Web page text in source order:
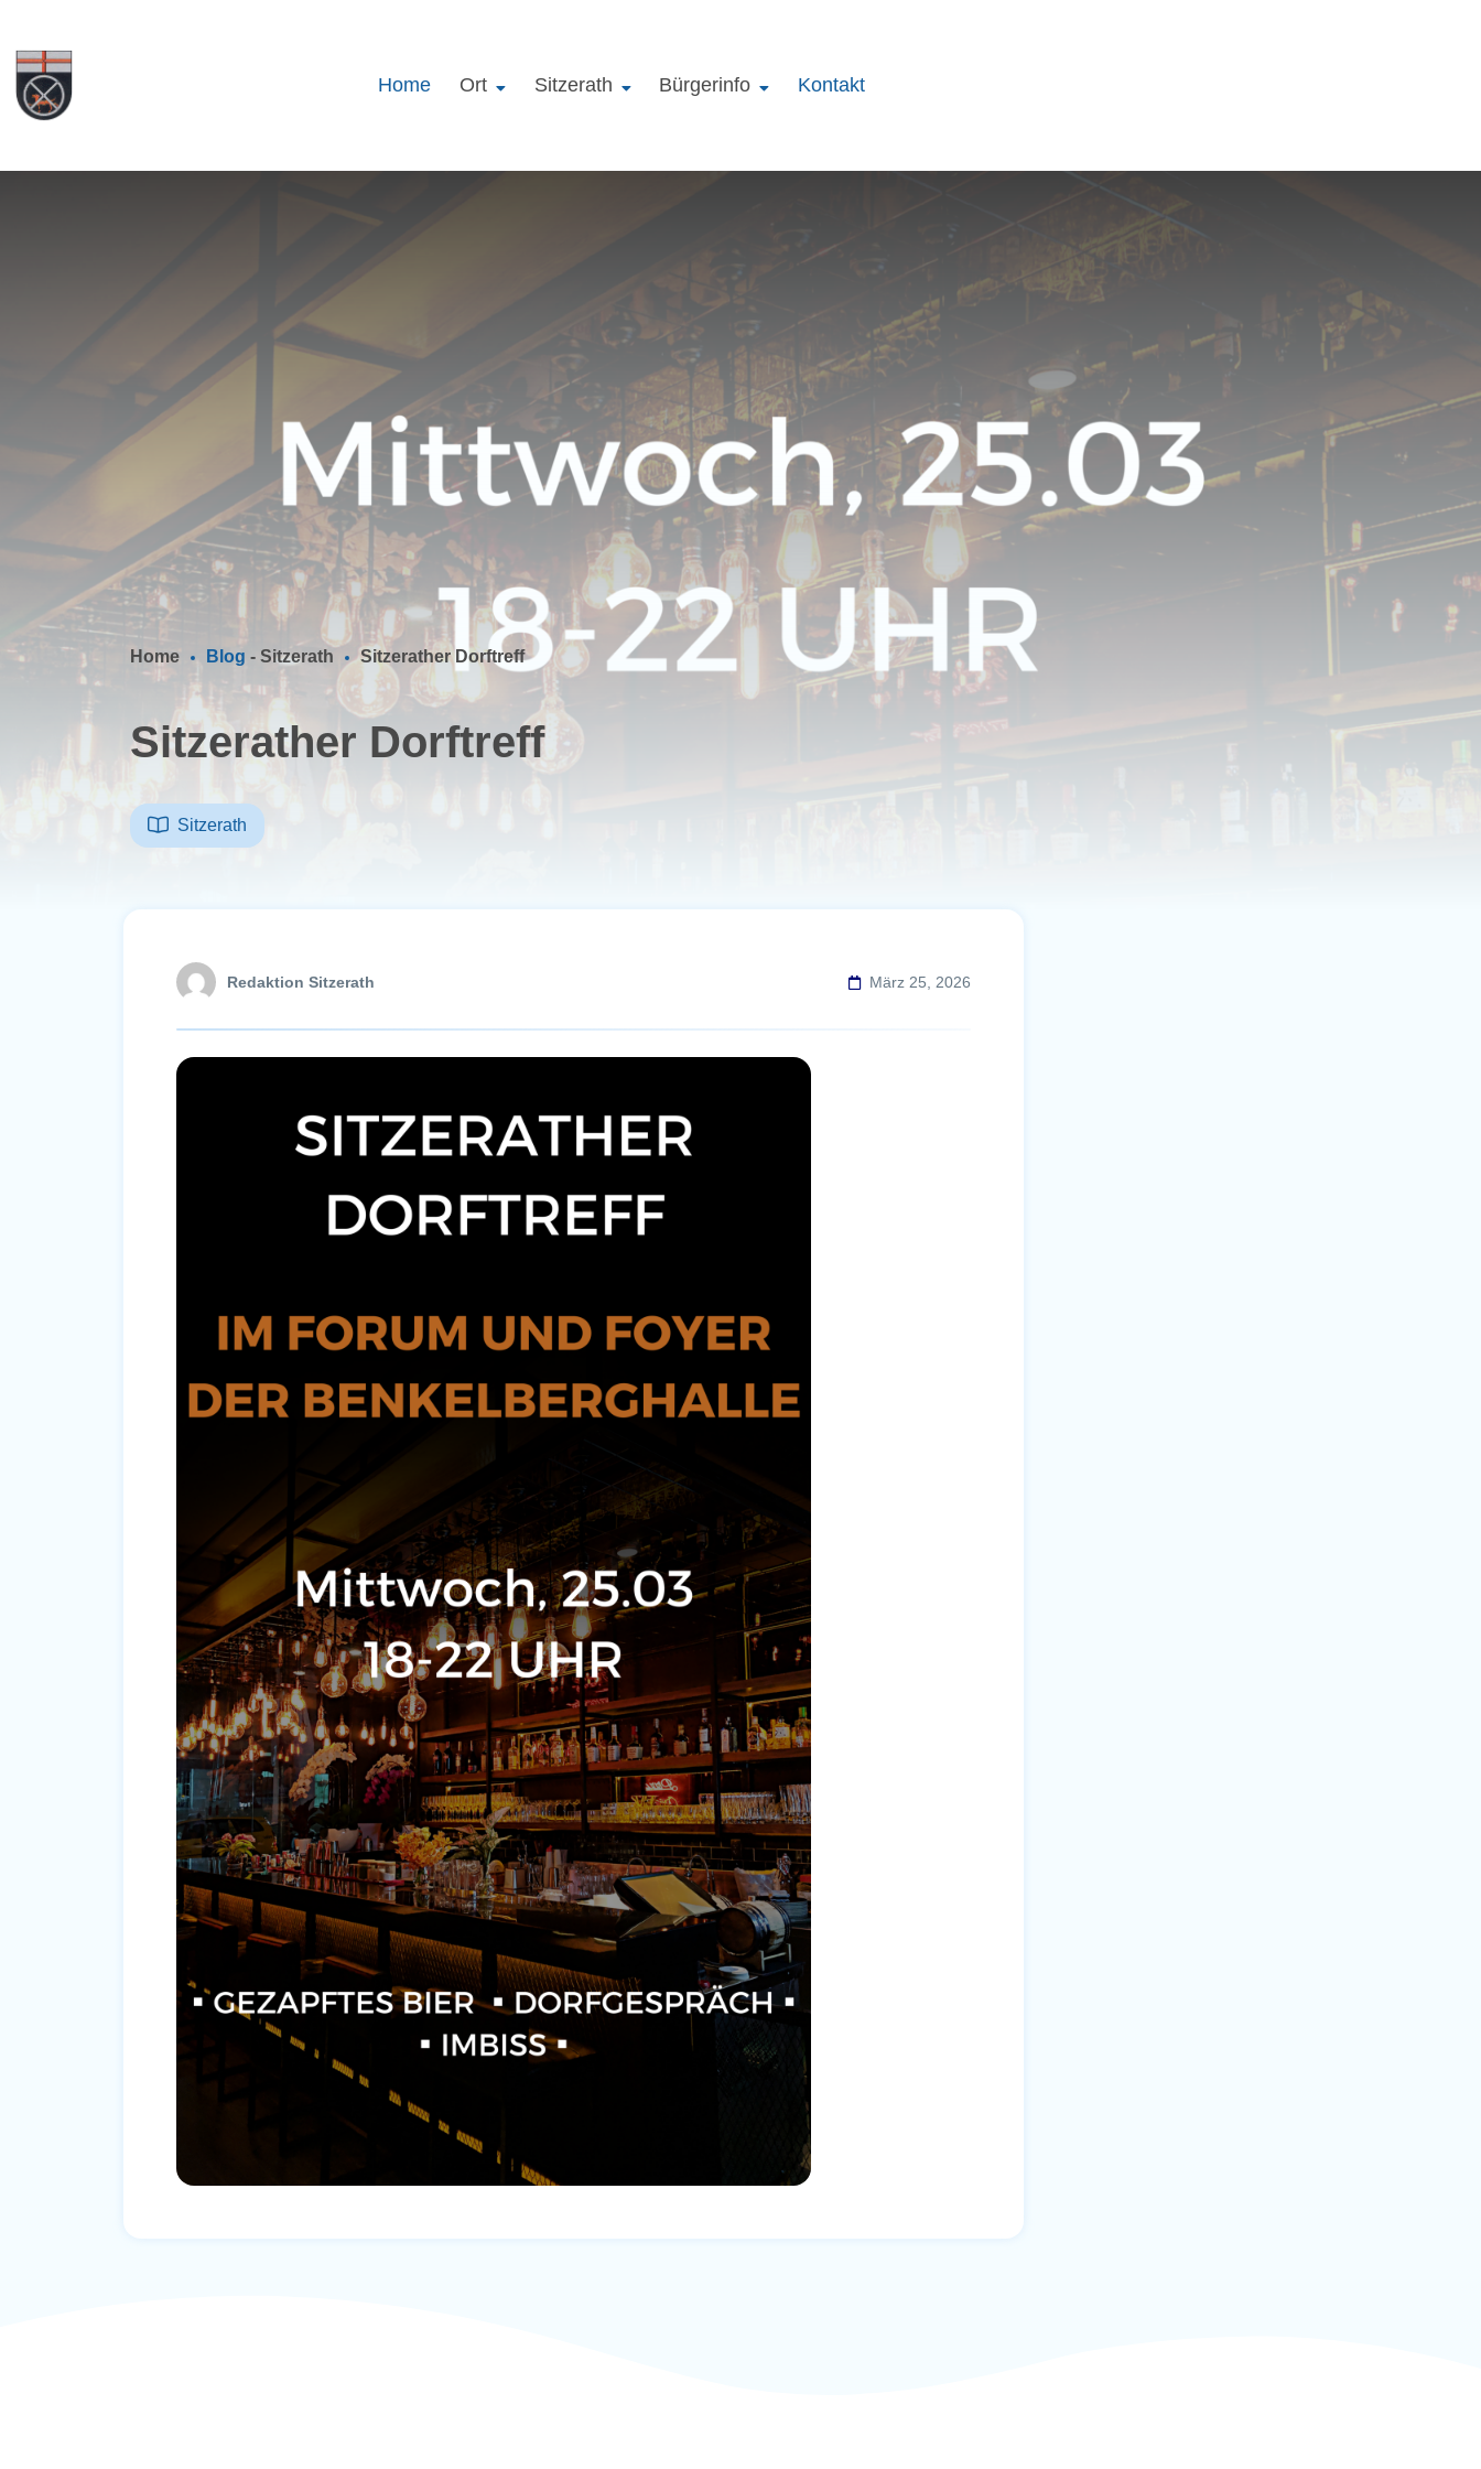
Home Ort Sitzerath Bürgerinfo Kontakt
Home Blog - Sitzerath Sitzerather Dorftreff
Sitzerather Dorftreff
Sitzerath
Redaktion Sitzerath März 25, 2026